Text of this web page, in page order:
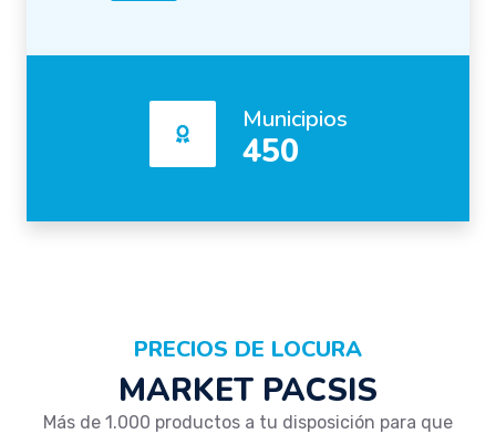
Municipios
450
PRECIOS DE LOCURA
MARKET PACSIS
Más de 1.000 productos a tu disposición para que